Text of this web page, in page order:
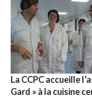
La CCPC accueille
Gard » à la cuisine